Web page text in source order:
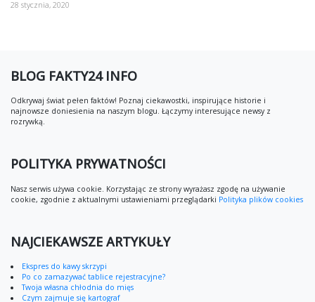
28 stycznia, 2020
BLOG FAKTY24 INFO
Odkrywaj świat pełen faktów! Poznaj ciekawostki, inspirujące historie i
najnowsze doniesienia na naszym blogu. Łączymy interesujące newsy z
rozrywką.
POLITYKA PRYWATNOŚCI
Nasz serwis używa cookie. Korzystając ze strony wyrażasz zgodę na używanie
cookie, zgodnie z aktualnymi ustawieniami przeglądarki Polityka plików cookies
NAJCIEKAWSZE ARTYKUŁY
Ekspres do kawy skrzypi
Po co zamazywać tablice rejestracyjne?
Twoja własna chłodnia do mięs
Czym zajmuje się kartograf